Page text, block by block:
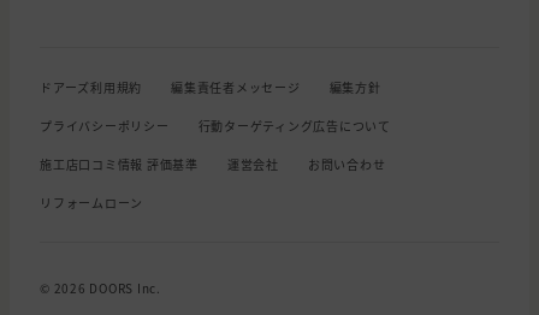
ドアーズ利用規約 編集責任者メッセージ 編集方針
プライバシーポリシー 行動ターゲティング広告について
施工店口コミ情報 評価基準 運営会社 お問い合わせ
リフォームローン
© 2026 DOORS Inc.